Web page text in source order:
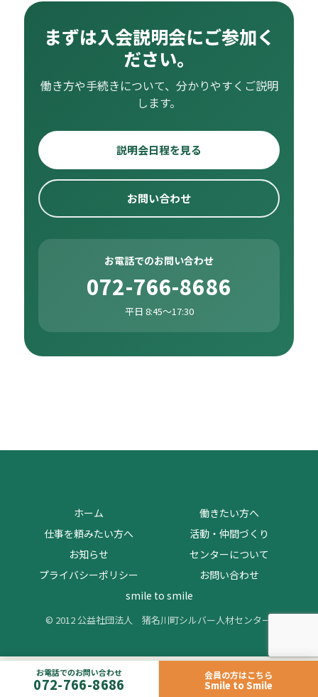
お電話でのお問い合わせ
072-766-8686
会員の方はこちら
Smile to Smile
まずは入会説明会にご参加く
ださい。
働き方や手続きについて、分かりやすくご説明
します。
説明会日程を見る
お問い合わせ
お電話でのお問い合わせ
072-766-8686
平日 8:45〜17:30
ホーム
働きたい方へ
仕事を頼みたい方へ
活動・仲間づくり
お知らせ
センターについて
プライバシーポリシー
お問い合わせ
smile to smile
© 2012 公益社団法人 猪名川町シルバー人材センター.